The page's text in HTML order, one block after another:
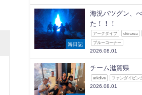
海日記
海況バツグン、
た！！！
アークダイブ okinawa
ブルーコーナー
2026.08.01
チーム滋賀県
arkdive ファンダイビン
2026.08.01